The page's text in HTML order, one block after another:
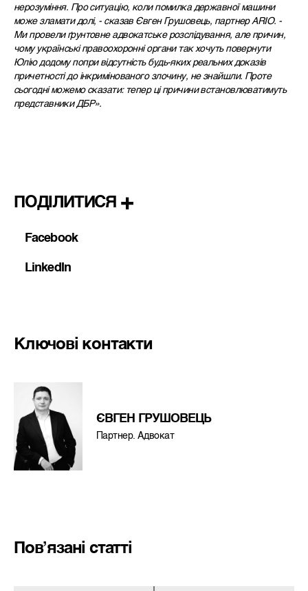
нерозуміння. Про ситуацію, коли помилка державної машини
може зламати долі, - сказав Євген Грушовець, партнерARIO. -
Ми провели ґрунтовне адвокатське розслідування, але причин,
чому українські правоохоронні органи так хочуть повернути
Юлію додому попри відсутність будь-яких реальних доказів
причетності до інкримінованого злочину, не знайшли. Проте
сьогодні можемо сказати:тепер ці причини встановлюватимуть
представники ДБР».
ПОДІЛИТИСЯ
Facebook
LinkedIn
Ключові контакти
ЄВГЕН ГРУШОВЕЦЬ
Партнер. Адвокат
Пов’язані статті